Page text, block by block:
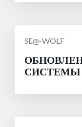
СООБЩЕНИЕ
SE@-WOLF
СИСТЕМЫ